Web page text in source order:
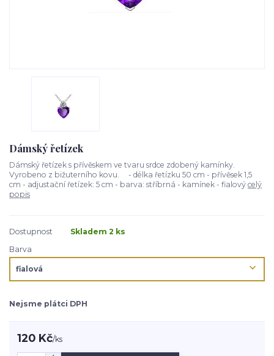
Dámský řetízek
Dámský řetízek s přívěskem ve tvaru srdce zdobený kamínky.
Vyrobeno z bižuterního kovu. - délka řetízku 50 cm - přívěsek 1,5
cm - adjustační řetízek: 5 cm - barva: stříbrná - kamínek - fialový celý
popis
Dostupnost
Skladem 2 ks
Barva
Nejsme plátci DPH
120 Kč/ks